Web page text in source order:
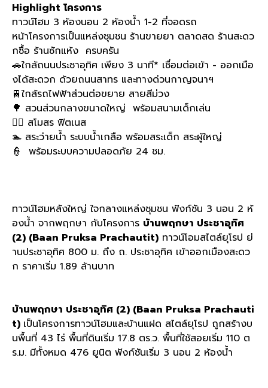
Highlight โครงการ
ทาวน์โฮม 3 ห้องนอน 2 ห้องน้ำ 1-2 ที่จอดรถ
หน้าโครงการเป็นแหล่งชุมชน ร้านขายยา ตลาดสด ร้านสะดว
กซื้อ ร้านซักแห้ง ครบครัน
🚗ใกล้ถนนประชาอุทิศ เพียง 3 นาที* เชื่อมต่อเข้า - ออกเมือ
งได้สะดวก ด้วยถนนสาทร และทางด่วนกาญจนาฯ
🚆ใกล้รถไฟฟ้าส่วนต่อขยาย สายสีม่วง
🌳 สวนส่วนกลางขนาดใหญ่ พร้อมสนามเด็กเล่น
🏋‍♂ สโมสร ฟิตเนส
🏊 สระว่ายน้ำ ระบบน้ำเกลือ พร้อมสระเด็ก สระผู้ใหญ่
👮 พร้อมระบบความปลอดภัย 24 ชม.
ทาวน์โฮมหลังใหญ่ ใจกลางแหล่งชุมชน ฟังก์ชัน 3 นอน 2 ห้
องน้ำ จากพฤกษา กับโครงการ บ้านพฤกษา ประชาอุทิศ
(2) (Baan Pruksa Prachautit) ทาวน์โอมสไตล์ยุโรป ย่
านประชาอุทิศ 800 ม. ถึง ถ. ประชาอุทิศ เข้าออกเมืองสะดว
ก ราคาเริ่ม 1.89 ล้านบาท
บ้านพฤกษา ประชาอุทิศ (2) (Baan Pruksa Prachauti
t) เป็นโครงการทาวน์โฮมและบ้านแฝด สไตล์ยุโรป ถูกสร้างบ
นพื้นที่ 43 ไร่ พื้นที่ดินเริ่ม 17.8 ตร.ว. พื้นที่ใช้สอยเริ่ม 110 ต
ร.ม. มีทั้งหมด 476 ยูนิต ฟังก์ชันเริ่ม 3 นอน 2 ห้องน้ำ